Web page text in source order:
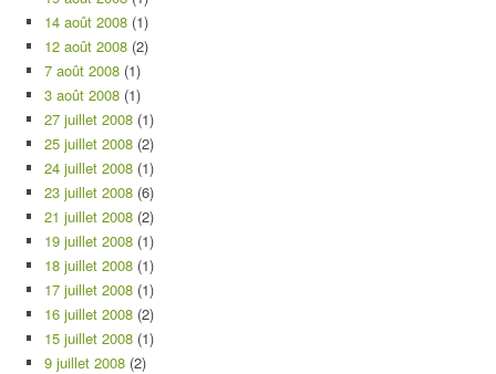
14 août 2008 (1)
12 août 2008 (2)
7 août 2008 (1)
3 août 2008 (1)
27 juillet 2008 (1)
25 juillet 2008 (2)
24 juillet 2008 (1)
23 juillet 2008 (6)
21 juillet 2008 (2)
19 juillet 2008 (1)
18 juillet 2008 (1)
17 juillet 2008 (1)
16 juillet 2008 (2)
15 juillet 2008 (1)
9 juillet 2008 (2)